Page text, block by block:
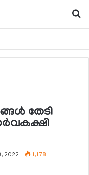
തേടി
2022 1,178